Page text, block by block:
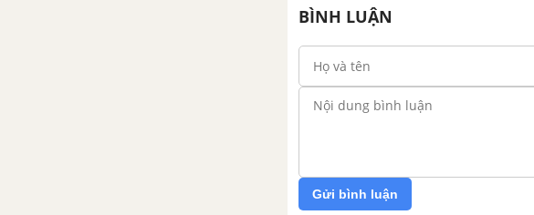
BÌNH LUẬN
Gửi bình luận